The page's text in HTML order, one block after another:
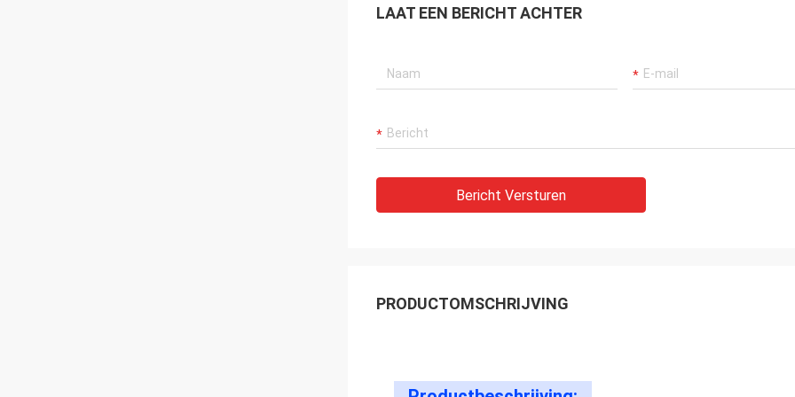
LAAT EEN BERICHT ACHTER
Bericht Versturen
PRODUCTOMSCHRIJVING